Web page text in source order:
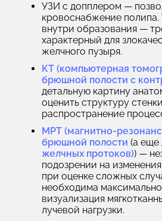
УЗИ с допплером —
кровоснабжение
внутри образования —
характерный для
желчного пузыря.
КТ (компьютерная
брюшной полости с
детальную картину
оценить структуру
распространение
МРТ (магнитно-
брюшной полости (а
желчных протоков)) —
подозрении на
при оценке сложных
необходима максимально
визуализация
лучевой нагрузки.